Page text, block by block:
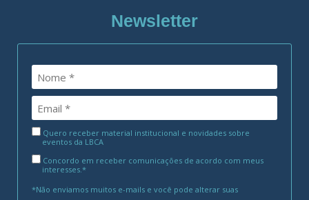
Newsletter
Quero receber material institucional e novidades sobre
eventos da LBCA
Concordo em receber comunicações de acordo com meus
interesses.*
*Não enviamos muitos e-mails e você pode alterar suas